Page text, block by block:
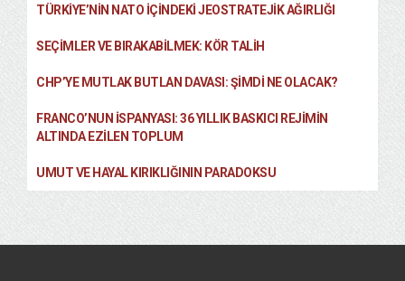
TÜRKIYE’NIN NATO İÇINDEKI JEOSTRATEJIK AĞIRLIĞI
SEÇIMLER VE BIRAKABILMEK: KÖR TALIH
CHP’YE MUTLAK BUTLAN DAVASI: ŞİMDİ NE OLACAK?
FRANCO’NUN İSPANYASI: 36 YILLIK BASKICI REJIMIN
ALTINDA EZILEN TOPLUM
UMUT VE HAYAL KIRIKLIĞININ PARADOKSU